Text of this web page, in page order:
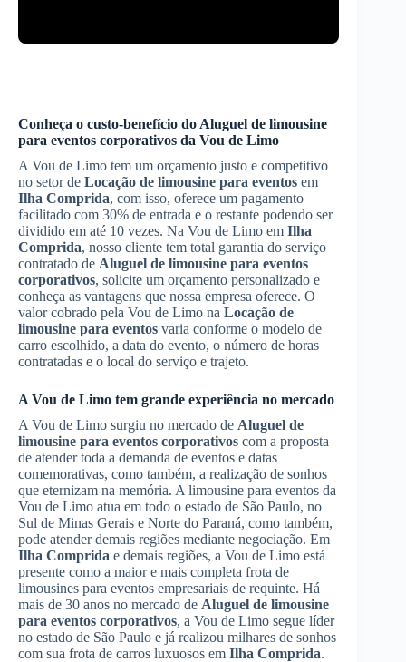
Conheça o custo-benefício do Aluguel de limousine
para eventos corporativos da Vou de Limo
A Vou de Limo tem um orçamento justo e competitivo
no setor de Locação de limousine para eventos em
Ilha Comprida, com isso, oferece um pagamento
facilitado com 30% de entrada e o restante podendo ser
dividido em até 10 vezes. Na Vou de Limo em Ilha
Comprida, nosso cliente tem total garantia do serviço
contratado de Aluguel de limousine para eventos
corporativos, solicite um orçamento personalizado e
conheça as vantagens que nossa empresa oferece. O
valor cobrado pela Vou de Limo na Locação de
limousine para eventos varia conforme o modelo de
carro escolhido, a data do evento, o número de horas
contratadas e o local do serviço e trajeto.
A Vou de Limo tem grande experiência no mercado
A Vou de Limo surgiu no mercado de Aluguel de
limousine para eventos corporativos com a proposta
de atender toda a demanda de eventos e datas
comemorativas, como também, a realização de sonhos
que eternizam na memória. A limousine para eventos da
Vou de Limo atua em todo o estado de São Paulo, no
Sul de Minas Gerais e Norte do Paraná, como também,
pode atender demais regiões mediante negociação. Em
Ilha Comprida e demais regiões, a Vou de Limo está
presente como a maior e mais completa frota de
limousines para eventos empresariais de requinte. Há
mais de 30 anos no mercado de Aluguel de limousine
para eventos corporativos, a Vou de Limo segue líder
no estado de São Paulo e já realizou milhares de sonhos
com sua frota de carros luxuosos em Ilha Comprida.